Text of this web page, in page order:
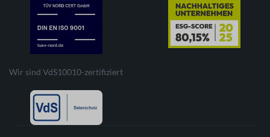
Wir sind VdS10010-zertifiziert